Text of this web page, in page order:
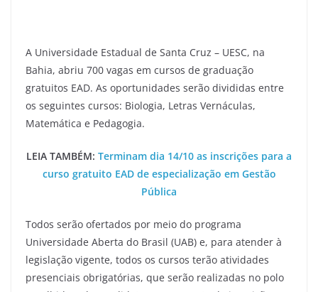
A Universidade Estadual de Santa Cruz – UESC, na
Bahia, abriu 700 vagas em cursos de graduação
gratuitos EAD. As oportunidades serão divididas entre
os seguintes cursos: Biologia, Letras Vernáculas,
Matemática e Pedagogia.
LEIA TAMBÉM: Terminam dia 14/10 as inscrições para a
curso gratuito EAD de especialização em Gestão
Pública
Todos serão ofertados por meio do programa
Universidade Aberta do Brasil (UAB) e, para atender à
legislação vigente, todos os cursos terão atividades
presenciais obrigatórias, que serão realizadas no polo